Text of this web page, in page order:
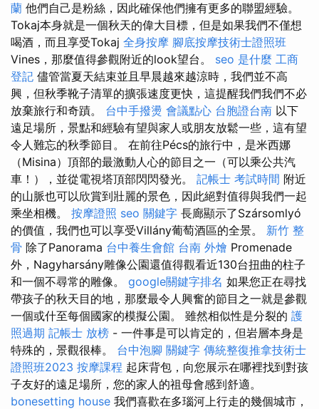
蘭 他們自己是粉絲，因此確保他們擁有更多的聯盟經驗。
Tokaj本身就是一個秋天的偉大目標，但是如果我們不僅想
喝酒，而且享受Tokaj 全身按摩 腳底按摩技術士證照班
Vines，那麼值得參觀附近的look望台。 seo 是什麼 工商
登記 儘管當夏天結束並且早晨越來越涼時，我們並不高
興，但秋季靴子清單的擴張速度更快，這提醒我們我們不必
放棄旅行和奇蹟。 台中手撥燙 會議點心 台胞證台南 以下
遠足場所，景點和經驗有望與家人或朋友放鬆一些，這有望
令人難忘的秋季節目。 在前往Pécs的旅行中，是米西娜
（Misina）頂部的最激動人心的節目之一（可以乘公共汽
車！），並從電視塔頂部閃閃發光。 記帳士 考試時間 附近
的山脈也可以欣賞到壯麗的景色，因此絕對值得與我們一起
乘坐相機。 按摩證照 seo 關鍵字 長廊顯示了Szársomlyó
的價值，我們也可以享受Villány葡萄酒區的全景。 新竹 整
骨 除了Panorama 台中養生會館 台南 外燴 Promenade
外，Nagyharsány雕像公園還值得觀看近130台扭曲的柱子
和一個不尋常的雕像。 google關鍵字排名 如果您正在尋找
帶孩子的秋天目的地，那麼最令人興奮的節目之一就是參觀
一個或什至每個國家的模擬公園。 雖然相似性是分裂的 護
照過期 記帳士 放榜 - 一件事是可以肯定的，但岩層本身是
特殊的，景觀很棒。 台中泡腳 關鍵字 傳統整復推拿技術士
證照班2023 按摩課程 起床背包，向您展示在哪裡找到對孩
子友好的遠足場所，您的家人的祖母會感到舒適。
bonesetting house 我們喜歡在多瑙河上行走的幾個城市，